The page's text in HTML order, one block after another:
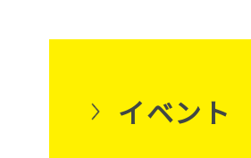
イベント